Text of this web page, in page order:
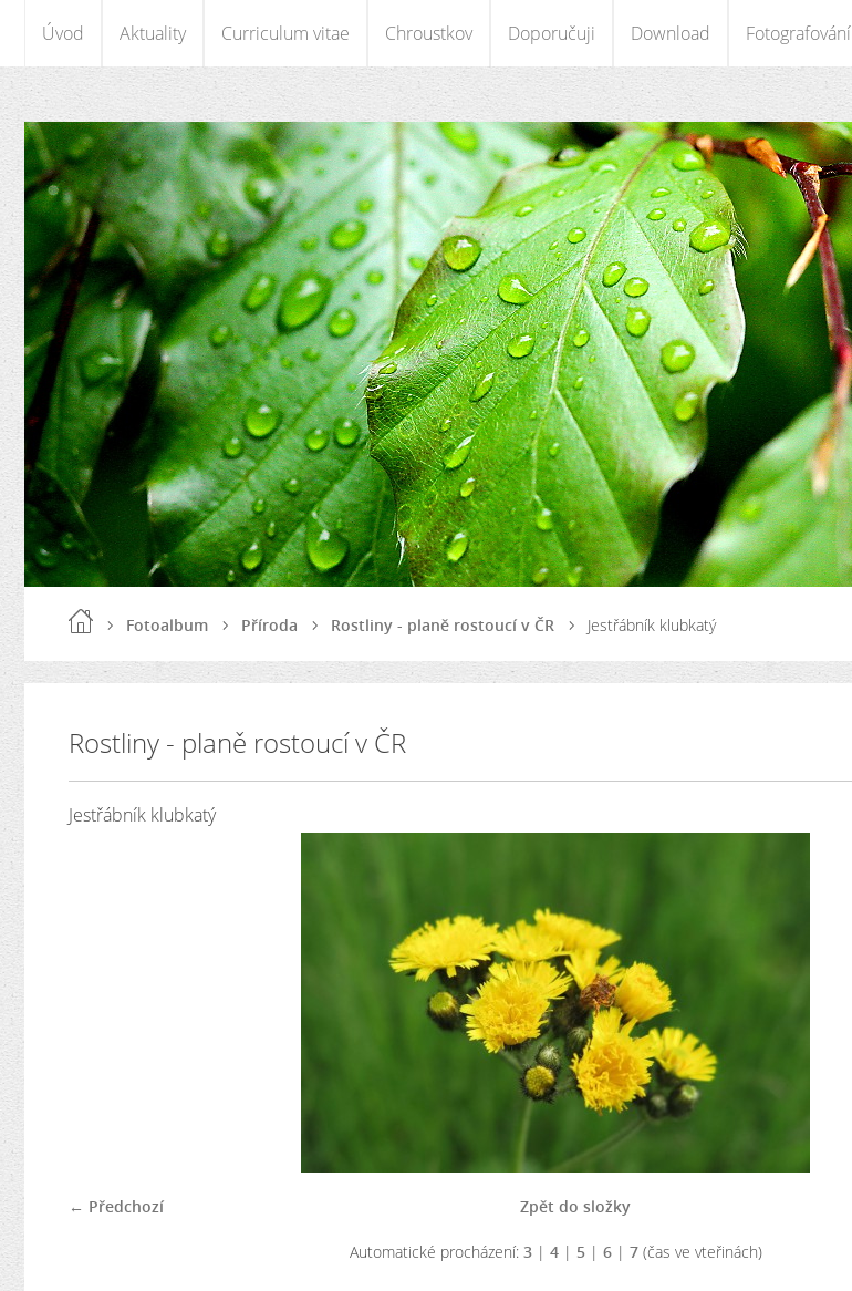
Úvod Aktuality Curriculum vitae Chroustkov Doporučuji Download Fotografování
Fotoalbum Příroda Rostliny - planě rostoucí v ČR Jestřábník klubkatý
Rostliny - planě rostoucí v ČR
Jestřábník klubkatý
← Předchozí Zpět do složky
Automatické procházení: 3| 4| 5| 6| 7(čas ve vteřinách)